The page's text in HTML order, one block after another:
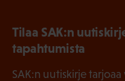
Tilaa SAK:n
tapahtumista
SAK:n uutiskirje